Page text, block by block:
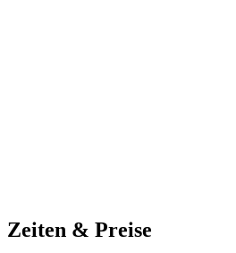
Zeiten & Preise